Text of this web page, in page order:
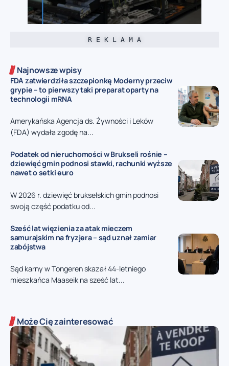
R E K L A M A
Najnowsze wpisy
FDA zatwierdziła szczepionkę Moderny przeciw
grypie – to pierwszy taki preparat oparty na
technologii mRNA
Amerykańska Agencja ds. Żywności i Leków
(FDA) wydała zgodę na...
Podatek od nieruchomości w Brukseli rośnie –
dziewięć gmin podnosi stawki, rachunki wyższe
nawet o setki euro
W 2026 r. dziewięć brukselskich gmin podnosi
swoją część podatku od...
Sześć lat więzienia za atak mieczem
samurajskim na fryzjera – sąd uznał zamiar
zabójstwa
Sąd karny w Tongeren skazał 44-letniego
mieszkańca Maaseik na sześć lat...
Może Cię zainteresować